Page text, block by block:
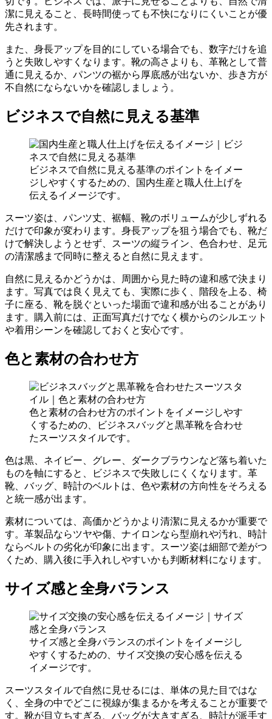
潔に見えること、長時間使っても不快になりにくいことが優
先されます。
また、身長アップを目的にしている場合でも、数字だけを追
うと失敗しやすくなります。靴の高さよりも、革靴として普
通に見えるか、パンツの裾から厚底感が出ないか、歩き方が
不自然にならないかを確認しましょう。
ビジネスで自然に見える基準
ビジネスで自然に見える基準のポイントをイメー
ジしやすくするための、国内生産と職人仕上げを
伝えるイメージです。
スーツ姿は、パンツ丈、裾幅、靴のボリュームが少しずれる
だけで印象が変わります。身長アップを狙う場合でも、靴だ
けで解決しようとせず、スーツの縦ライン、色合わせ、足元
の清潔感まで同時に整えると自然に見えます。
自然に見えるかどうかは、周囲から見た時の違和感で決まり
ます。写真では良く見えても、実際に歩く、階段を上る、椅
子に座る、靴を脱ぐといった場面で違和感が出ることがあり
ます。購入前には、正面写真だけでなく横からのシルエット
や着用シーンを確認しておくと安心です。
色と素材の合わせ方
色と素材の合わせ方のポイントをイメージしやす
くするための、ビジネスバッグと黒革靴を合わせ
たスーツスタイルです。
色は黒、ネイビー、グレー、ダークブラウンなど落ち着いた
ものを軸にすると、ビジネスで失敗しにくくなります。革
靴、バッグ、時計のベルトは、色や素材の方向性をそろえる
と統一感が出ます。
素材については、高価かどうかより清潔に見えるかが重要で
す。革製品ならツヤや傷、ナイロンなら型崩れや汚れ、時計
ならベルトの劣化が印象に出ます。スーツ姿は細部で差がつ
くため、購入後に手入れしやすいかも判断材料になります。
サイズ感と全身バランス
サイズ感と全身バランスのポイントをイメージし
やすくするための、サイズ交換の安心感を伝える
イメージです。
スーツスタイルで自然に見せるには、単体の見た目ではな
く、全身の中でどこに視線が集まるかを考えることが重要で
す。靴が目立ちすぎる、バッグが大きすぎる、時計が派手す